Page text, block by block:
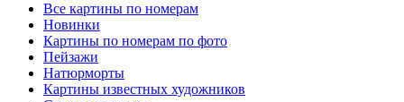
Все картины по номерам
Новинки
Картины по номерам по фото
Пейзажи
Натюрморты
Картины известных художников